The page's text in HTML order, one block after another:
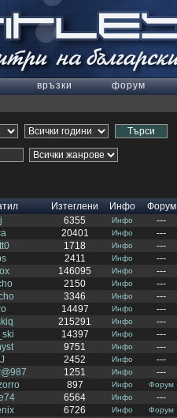
връзки
форум
Изтеглени Инфо
Форум
6355 Инфо
---
20401 Инфо
---
1718 Инфо
---
2411 Инфо
---
146095 Инфо
---
2150 Инфо
---
3346 Инфо
---
14497 Инфо
---
215291 Инфо
---
14397 Инфо
---
9751 Инфо
---
2452 Инфо
---
1251 Инфо
---
897 Инфо Форум
6564 Инфо
---
6726 Инфо Форум